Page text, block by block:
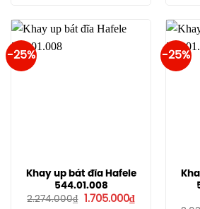
-25%
Khay up bát đĩa Hafele
544.01.008
2.274.000₫
Giá
1.705.000₫Giá
hiện
-25%